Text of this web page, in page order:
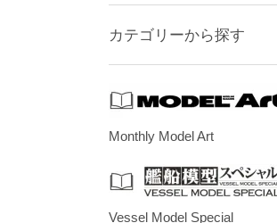
カテゴリーから探す
Monthly Model Art
Vessel Model Special